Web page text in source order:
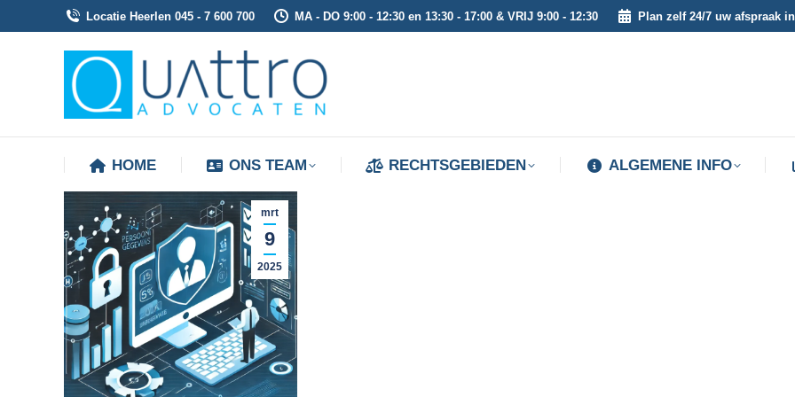
Locatie Heerlen 045 - 7 600 700 MA - DO 9:00 - 12:30 en 13:30 - 17:00 & VRIJ 9:00 - 12:30 Plan zelf 24/7 uw afspraak in
HOME ONS TEAM RECHTSGEBIEDEN ALGEMENE INFO
mrt
9
2025
HOME ONS TEAM RECHTSGEBIEDEN ALGEMENE INFO